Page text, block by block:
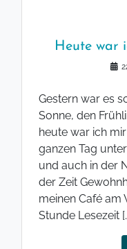
Heute war
Gestern war es
Sonne, den
heute war ich
ganzen Tag
und auch in der
der Zeit
meinen Café am
Stunde Lesezeit